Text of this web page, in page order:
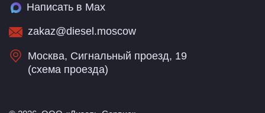
Написать в Max
zakaz@diesel.moscow
Москва, Сигнальный проезд, 19
(схема проезда)